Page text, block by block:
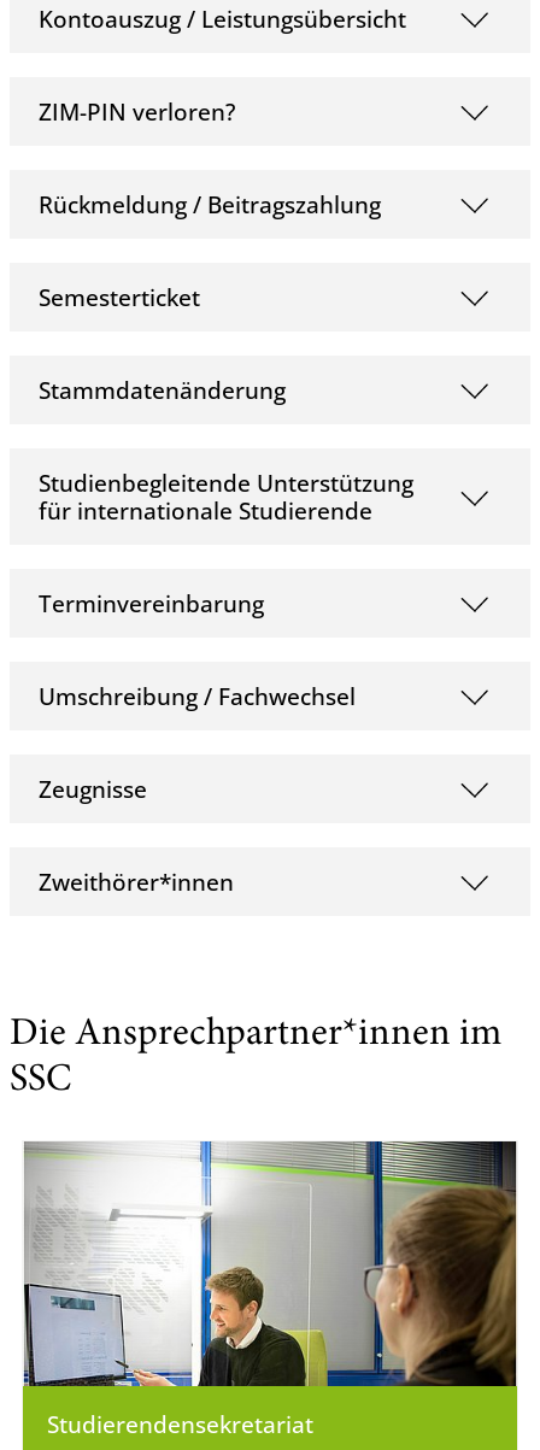
Kontoauszug / Leistungsübersicht
ZIM-PIN verloren?
Rückmeldung / Beitragszahlung
Semesterticket
Stammdatenänderung
Studienbegleitende Unterstützung
für internationale Studierende
Terminvereinbarung
Umschreibung / Fachwechsel
Zeugnisse
Zweithörer*innen
Die Ansprechpartner*innen im
SSC
Studierenden­sekretariat